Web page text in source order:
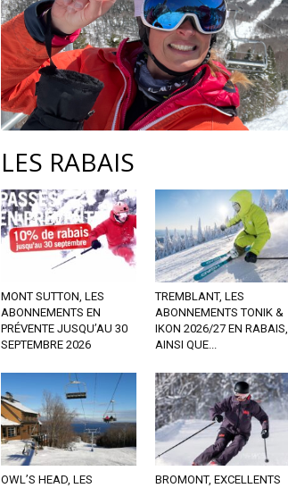
LES RABAIS
MONT SUTTON, LES
ABONNEMENTS EN
PRÉVENTE JUSQU’AU 30
SEPTEMBRE 2026
TREMBLANT, LES
ABONNEMENTS TONIK &
IKON 2026/27 EN RABAIS,
AINSI QUE...
OWL’S HEAD, LES
BROMONT, EXCELLENTS